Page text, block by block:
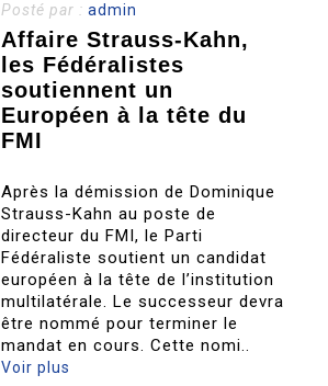
Posté par :admin
Affaire Strauss-Kahn,
les Fédéralistes
soutiennent un
Européen à la tête du
FMI
Après la démission de Dominique
Strauss-Kahn au poste de
directeur du FMI, le Parti
Fédéraliste soutient un candidat
européen à la tête de l’institution
multilatérale. Le successeur devra
être nommé pour terminer le
mandat en cours. Cette nomi..
Voir plus